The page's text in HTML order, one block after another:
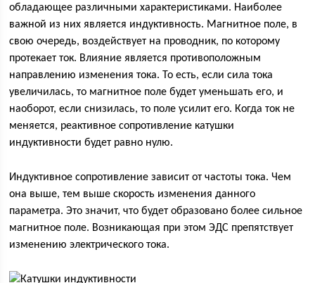
обладающее различными характеристиками. Наиболее
важной из них является индуктивность. Магнитное поле, в
свою очередь, воздействует на проводник, по которому
протекает ток. Влияние является противоположным
направлению изменения тока. То есть, если сила тока
увеличилась, то магнитное поле будет уменьшать его, и
наоборот, если снизилась, то поле усилит его. Когда ток не
меняется, реактивное сопротивление катушки
индуктивности будет равно нулю.
Индуктивное сопротивление зависит от частоты тока. Чем
она выше, тем выше скорость изменения данного
параметра. Это значит, что будет образовано более сильное
магнитное поле. Возникающая при этом ЭДС препятствует
изменению электрического тока.